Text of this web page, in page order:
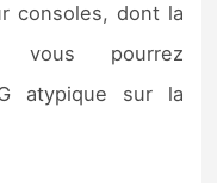
consoles, dont la
pourrez
atypique sur la